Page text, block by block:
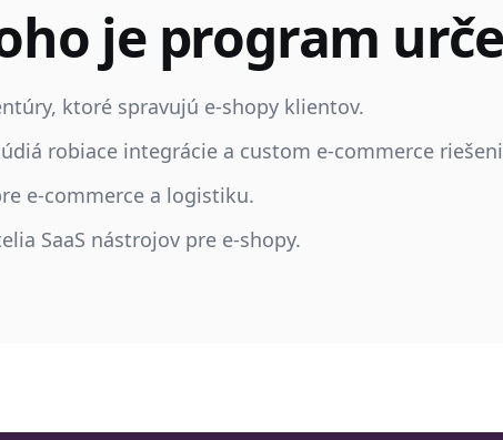
je program
ktoré spravujú e-shopy klientov.
robiace integrácie a custom e-commerce
e-commerce a logistiku.
SaaS nástrojov pre e-shopy.